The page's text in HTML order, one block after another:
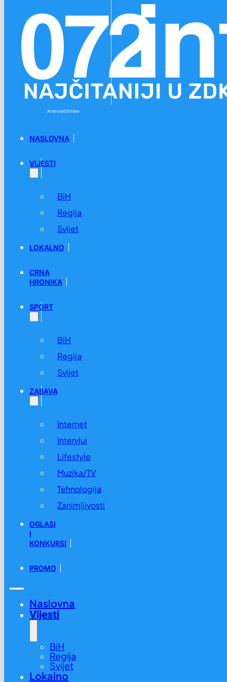
AndroidiOSViber
NASLOVNA
VIJESTI
BiH
Regija
Svijet
LOKALNO
CRNA
HRONIKA
SPORT
BiH
Regija
Svijet
ZABAVA
Internet
Intervjui
Lifestyle
Muzika/TV
Tehnologija
Zanimljivosti
OGLASI
I
KONKURSI
PROMO
Naslovna
Vijesti
BiH
Regija
Svijet
Lokalno